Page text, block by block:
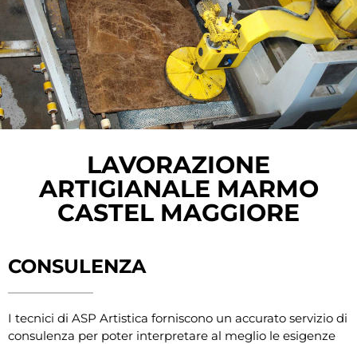
LAVORAZIONE
ARTIGIANALE MARMO
CASTEL MAGGIORE
CONSULENZA
I tecnici di ASP Artistica forniscono un accurato servizio di
consulenza per poter interpretare al meglio le esigenze